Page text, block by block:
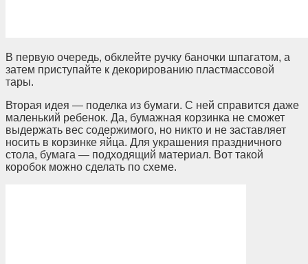
В первую очередь, обклейте ручку баночки шпагатом, а
затем приступайте к декорированию пластмассовой
тары.
Вторая идея — поделка из бумаги. С ней справится даже
маленький ребенок. Да, бумажная корзинка не сможет
выдержать вес содержимого, но никто и не заставляет
носить в корзинке яйца. Для украшения праздничного
стола, бумага — подходящий материал. Вот такой
коробок можно сделать по схеме.